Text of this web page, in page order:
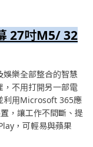
27吋M5/ 32
樂全部整合的智慧
不用打開另一部電
利用Microsoft 365應
，讓工作不間斷、提
，可輕易與蘋果